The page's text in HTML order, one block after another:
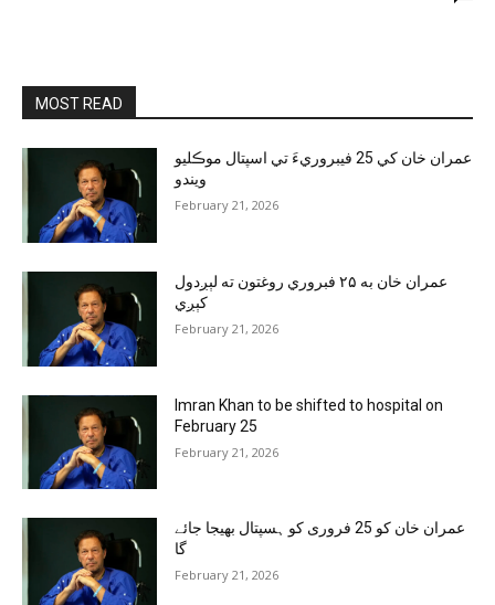
MOST READ
عمران خان کي 25 فيبروريءَ تي اسپتال موڪليو
ويندو
February 21, 2026
عمران خان به ۲۵ فبروري روغتون ته لېږدول
کېږي
February 21, 2026
Imran Khan to be shifted to hospital on
February 25
February 21, 2026
عمران خان کو 25 فروری کو ہسپتال بھیجا جائے
گا
February 21, 2026